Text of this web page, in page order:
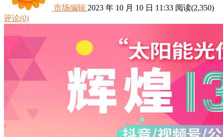
市场编辑 2023 年 10 月 10 日 11:33 阅读(2,350)
评论(0)